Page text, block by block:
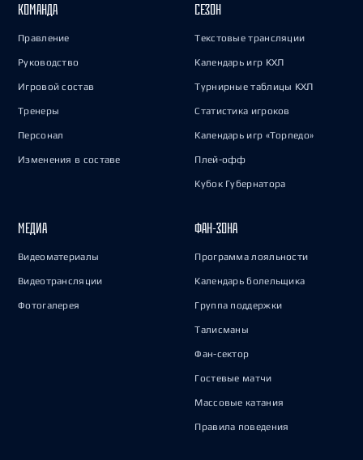
КОМАНДА
Правление
Руководство
Игровой состав
Тренеры
Персонал
Изменения в составе
СЕЗОН
Текстовые трансляции
Календарь игр КХЛ
Турнирные таблицы КХЛ
Статистика игроков
Календарь игр «Торпедо»
Плей-офф
Кубок Губернатора
МЕДИА
Видеоматериалы
Видеотрансляции
Фотогалерея
ФАН-ЗОНА
Программа лояльности
Календарь болельщика
Группа поддержки
Талисманы
Фан-сектор
Гостевые матчи
Массовые катания
Правила поведения